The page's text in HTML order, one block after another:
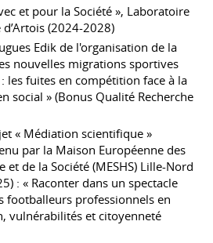
et pour la Société », Laboratoire
d’Artois (2024-2028)
Edik de l'organisation de la
nouvelles migrations sportives
les fuites en compétition face à la
social » (Bonus Qualité Recherche
« Médiation scientifique »
par la Maison Européenne des
et de la Société (MESHS) Lille-Nord
: « Raconter dans un spectacle
footballeurs professionnels en
vulnérabilités et citoyenneté